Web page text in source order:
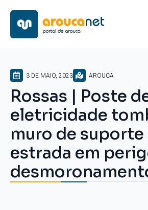
3 DE MAIO, 2023 AROUCA
Rossas | Poste
eletricidade
muro de suporte
estrada em